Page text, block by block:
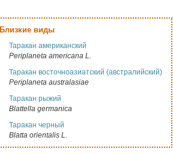
Близкие виды
Таракан американский
Periplaneta americana L.
Таракан восточноазиатский (австралийский)
Periplaneta australasiae
Таракан рыжий
Blattella germanica
Таракан черный
Blatta orientalis L.